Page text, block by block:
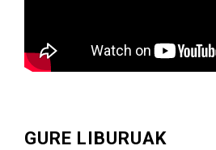
GURE LIBURUAK